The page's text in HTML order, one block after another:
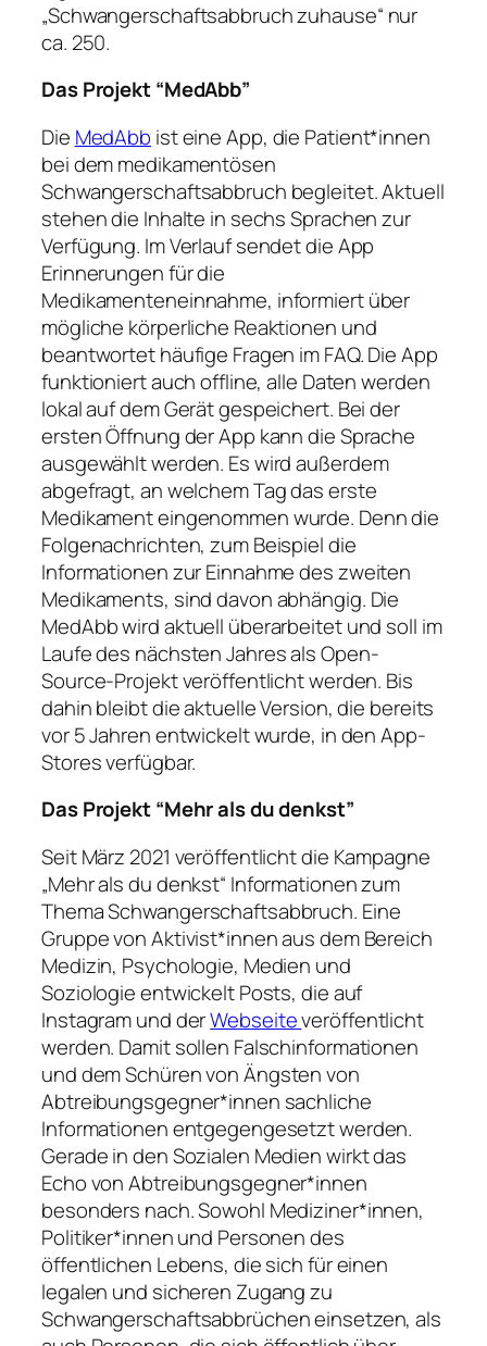
„Schwangerschaftsabbruch zuhause“ nur
ca. 250.
Das Projekt “MedAbb”
Die MedAbb ist eine App, die Patient*innen
bei dem medikamentösen
Schwangerschaftsabbruch begleitet. Aktuell
stehen die Inhalte in sechs Sprachen zur
Verfügung. Im Verlauf sendet die App
Erinnerungen für die
Medikamenteneinnahme, informiert über
mögliche körperliche Reaktionen und
beantwortet häufige Fragen im FAQ. Die App
funktioniert auch offline, alle Daten werden
lokal auf dem Gerät gespeichert. Bei der
ersten Öffnung der App kann die Sprache
ausgewählt werden. Es wird außerdem
abgefragt, an welchem Tag das erste
Medikament eingenommen wurde. Denn die
Folgenachrichten, zum Beispiel die
Informationen zur Einnahme des zweiten
Medikaments, sind davon abhängig. Die
MedAbb wird aktuell überarbeitet und soll im
Laufe des nächsten Jahres als Open-
Source-Projekt veröffentlicht werden. Bis
dahin bleibt die aktuelle Version, die bereits
vor 5 Jahren entwickelt wurde, in den App-
Stores verfügbar.
Das Projekt “Mehr als du denkst”
Seit März 2021 veröffentlicht die Kampagne
„Mehr als du denkst“ Informationen zum
Thema Schwangerschaftsabbruch. Eine
Gruppe von Aktivist*innen aus dem Bereich
Medizin, Psychologie, Medien und
Soziologie entwickelt Posts, die auf
Instagram und derWebseiteveröffentlicht
werden. Damit sollen Falschinformationen
und dem Schüren von Ängsten von
Abtreibungsgegner*innen sachliche
Informationen entgegengesetzt werden.
Gerade in den Sozialen Medien wirkt das
Echo von Abtreibungsgegner*innen
besonders nach. Sowohl Mediziner*innen,
Politiker*innen und Personen des
öffentlichen Lebens, die sich für einen
legalen und sicheren Zugang zu
Schwangerschaftsabbrüchen einsetzen, als